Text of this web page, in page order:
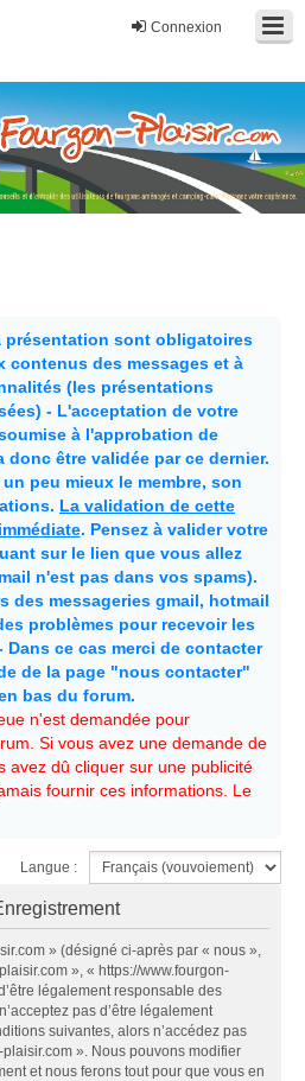
Connexion
des utilisateurs de fourgons, fourgons
car. Partagez votre expérience.
présentation sont obligatoires
contenus des messages et à
(les présentations
- L'acceptation de votre
à l'approbation de
donc être validée par ce dernier.
peu mieux le membre, son
La validation de cette
. Pensez à valider votre
sur le lien que vous allez
n'est pas dans vos spams).
messageries gmail, hotmail
problèmes pour recevoir les
ce cas merci de contacter
de la page "nous contacter"
bas du forum.
n'est demandée pour
Si vous avez une demande de
avez dû cliquer sur une publicité
fournir ces informations. Le
Langue :
» (désigné ci-après par « nous »,
», « https://www.fourgon-
légalement responsable des
pas d’être légalement
suivantes, alors n’accédez pas
». Nous pouvons modifier
et nous ferons tout pour que vous en